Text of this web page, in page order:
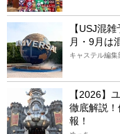
【USJ混
月・9月は
キャステル編集
【2026】
徹底解説
報！